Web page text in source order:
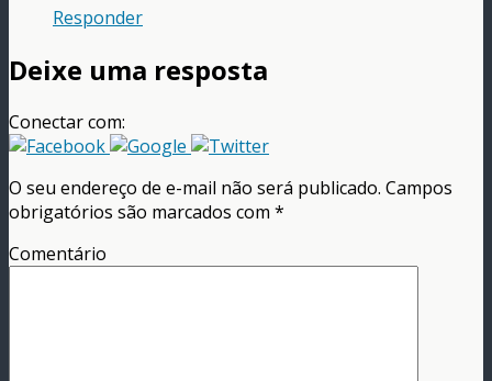
Responder
Deixe uma resposta
Conectar com:
O seu endereço de e-mail não será publicado. Campos
obrigatórios são marcados com *
Comentário